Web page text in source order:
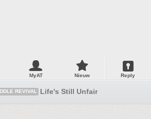
MyAT Nieuw Reply
REVIVAL Life's Still Unfair